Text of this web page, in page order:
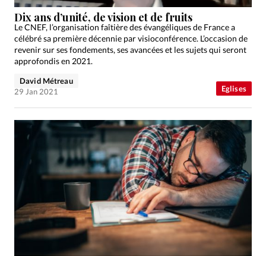
Eglises
Dix ans d’unité, de vision et de fruits
Le CNEF, l’organisation faîtière des évangéliques de France a
célébré sa première décennie par visioconférence. L’occasion de
revenir sur ses fondements, ses avancées et les sujets qui seront
approfondis en 2021.
David Métreau
29 Jan 2021